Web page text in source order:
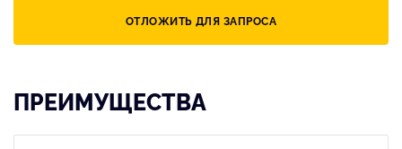
ОТЛОЖИТЬ ДЛЯ ЗАПРОСА
ПРЕИМУЩЕСТВА